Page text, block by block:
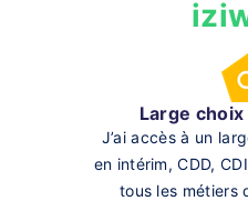
Large
J’ai accès à un
en intérim, CDD,
tous les métiers